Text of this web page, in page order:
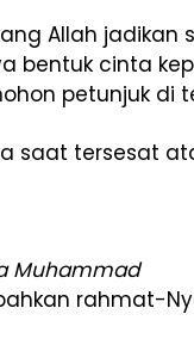
Allah
bentuk cinta
petunjuk di
saat tersesat
Muhammad
rahmat-